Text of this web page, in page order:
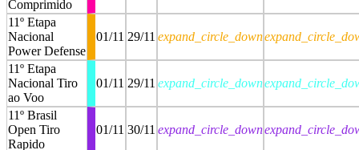
Comprimido
11º Etapa
Nacional
Power Defense
01/11 29/11 expand_circle_down
11º Etapa
Nacional Tiro
ao Voo
01/11 29/11 expand_circle_down
11º Brasil
Open Tiro
Rapido
01/11 30/11 expand_circle_down